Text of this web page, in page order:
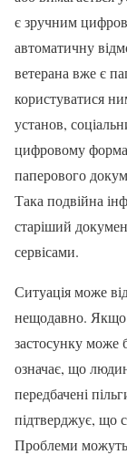
є зручним
автоматичну
ветерана вже є
користуватися
установ,
цифровому
паперового
Така подвійна
старіший
сервісами.
Ситуація може
нещодавно. Якщо
застосунку може
означає, що
передбачені
підтверджує, що
Проблеми можуть